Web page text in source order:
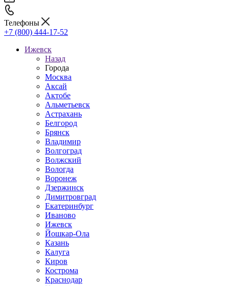
Телефоны
+7 (800) 444-17-52
Ижевск
Назад
Города
Москва
Аксай
Актобе
Альметьевск
Астрахань
Белгород
Брянск
Владимир
Волгоград
Волжский
Вологда
Воронеж
Дзержинск
Димитровград
Екатеринбург
Иваново
Ижевск
Йошкар-Ола
Казань
Калуга
Киров
Кострома
Краснодар